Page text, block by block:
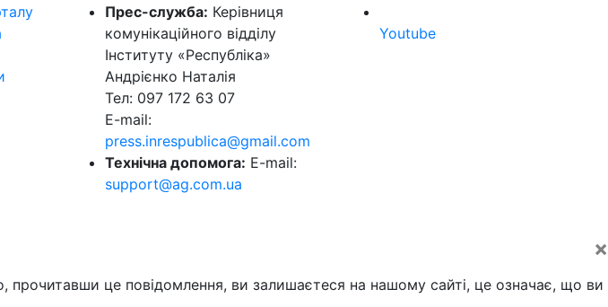
Прес-служба: Керівниця
комунікаційного відділу
Інституту «Республіка»
Андрієнко Наталія
Тел: 097 172 63 07
E-mail:
press.inrespublica@gmail.com
Технічна допомога: E-mail:
support@ag.com.ua
Youtube
×
прочитавши це повідомлення, ви залишаєтеся на нашому сайті, це означає, що ви